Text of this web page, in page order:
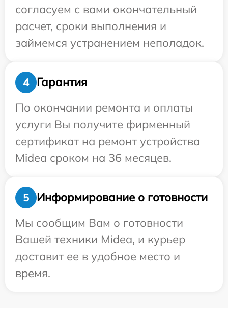
согласуем с вами окончательный
расчет, сроки выполнения и
займемся устранением неполадок.
4
Гарантия
По окончании ремонта и оплаты
услуги Вы получите фирменный
сертификат на ремонт устройства
Midea сроком на 36 месяцев.
5
Информирование о готовности
Мы сообщим Вам о готовности
Вашей техники Midea, и курьер
доставит ее в удобное место и
время.